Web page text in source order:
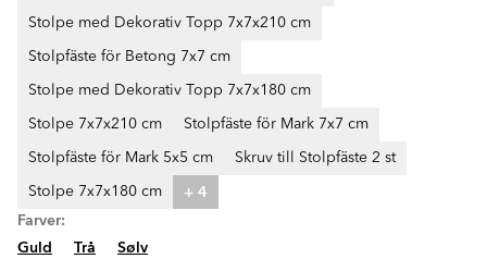
Stolpe med Dekorativ Topp 7x7x210 cm
Stolpfäste för Betong 7x7 cm
Stolpe med Dekorativ Topp 7x7x180 cm
Stolpe 7x7x210 cm Stolpfäste för Mark 7x7 cm
Stolpfäste för Mark 5x5 cm Skruv till Stolpfäste 2 st
Stolpe 7x7x180 cm
+ 4
Farver:
Guld
Trå Sølv